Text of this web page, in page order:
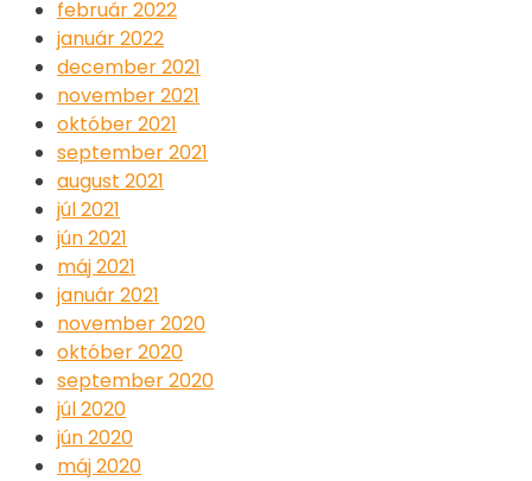
február 2022
január 2022
december 2021
november 2021
október 2021
september 2021
august 2021
júl 2021
jún 2021
máj 2021
január 2021
november 2020
október 2020
september 2020
júl 2020
jún 2020
máj 2020